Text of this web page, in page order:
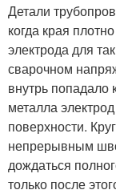
Детали
когда края
электрода для
сварочном
внутрь
металла
поверхности.
непрерывным
дождаться
только после